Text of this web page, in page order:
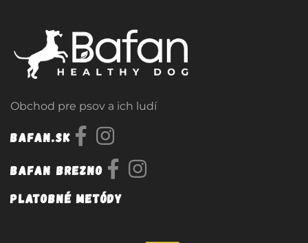
Obchod pre psov a ich ludí
Bafan.sk
Bafan Brezno
Platobné metódy